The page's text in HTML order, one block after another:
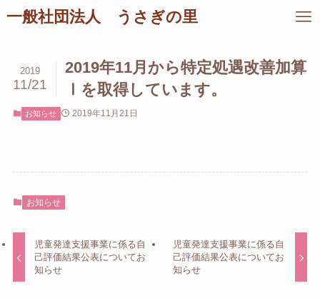
一般社団法人 うさぎの里
2019年11月から特定処遇改善加算
Ⅰを取得しています。
2019
11/21
お知らせ 2019年11月21日
お知らせ
児童発達支援事業に係る自
己評価結果公表についてお
知らせ
児童発達支援事業に係る自
己評価結果公表についてお
知らせ